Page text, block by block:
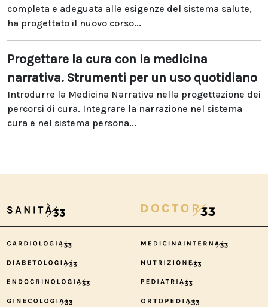
completa e adeguata alle esigenze del sistema salute,
ha progettato il nuovo corso...
Progettare la cura con la medicina
narrativa. Strumenti per un uso quotidiano
Introdurre la Medicina Narrativa nella progettazione dei
percorsi di cura. Integrare la narrazione nel sistema
cura e nel sistema persona...